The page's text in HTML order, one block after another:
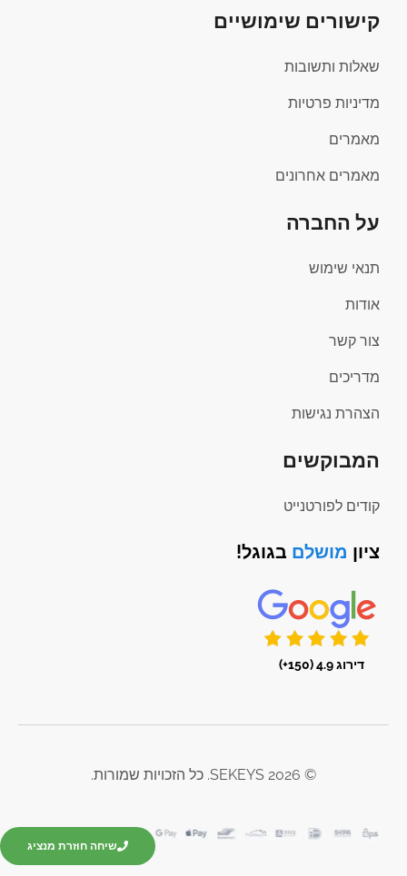
שיחה חוזרת מנציג
קישורים שימושיים
שאלות ותשובות
מדיניות פרטיות
מאמרים
מאמרים אחרונים
על החברה
תנאי שימוש
אודות
צור קשר
מדריכים
הצהרת נגישות
המבוקשים
קודים לפורטנייט
ציון מושלם בגוגל!
דירוג 4.9 (150+)
© 2026 SEKEYS. כל הזכויות שמורות.